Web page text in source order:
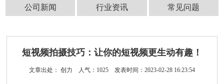
公司新闻 行业资讯 常见问题
短视频拍摄技巧：让你的短视频更生动有趣！
文章出处： 创力 人气： 1025 发表时间：2023-02-28 16:23:54